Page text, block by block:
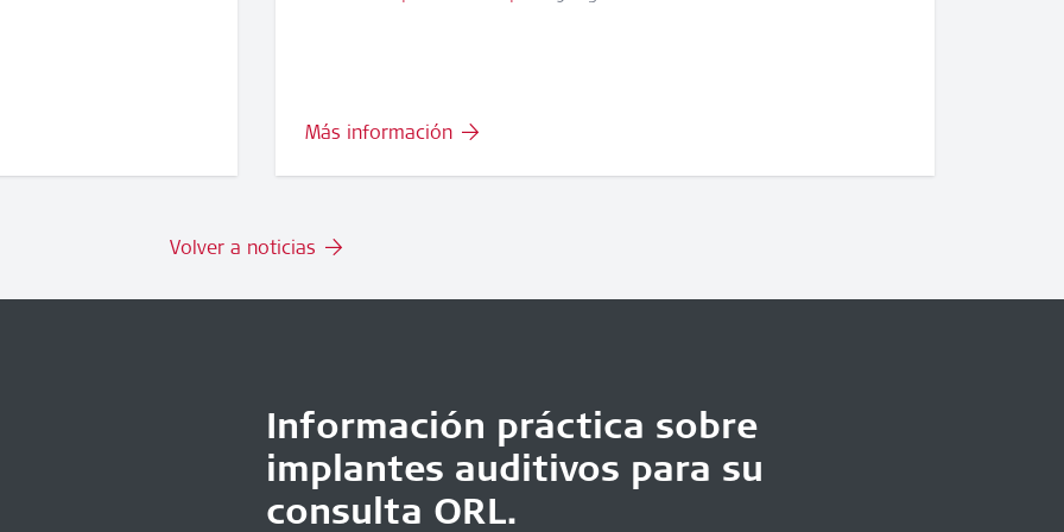
Más información
Volver a noticias
Información práctica sobre
implantes auditivos para su
consulta ORL.